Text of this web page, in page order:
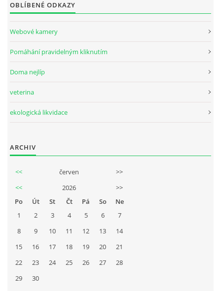
OBLÍBENÉ ODKAZY
Webové kamery
Pomáhání pravidelným kliknutím
Doma nejlíp
veterina
ekologická likvidace
ARCHIV
<< červen
>>
<<
2026
>>
Po
Út St Čt Pá So
Ne
1
2 3 4 5 6
7
8
9 10 11 12 13
14
15
16 17 18 19 20
21
22
23 24 25 26 27
28
29
30